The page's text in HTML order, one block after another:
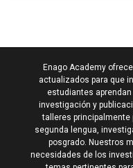
Enago Academy
actualizados para que
estudiantes
investigación y
talleres
segunda lengua,
posgrado. Nuestros
necesidades de los